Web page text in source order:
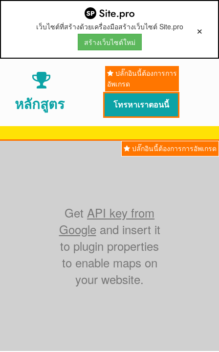
เว็บไซต์ที่สร้างด้วยเครื่องมือสร้างเว็บไซต์ Site.pro
สร้างเว็บไซต์ใหม่

หลักสูตร
ปลั๊กอินนี้ต้องการการ
อัพเกรด
โทรหาเราตอนนี้
ปลั๊กอินนี้ต้องการการอัพเกรด
Get API key from
Googleand insert it
to plugin properties
to enable maps on
your website.